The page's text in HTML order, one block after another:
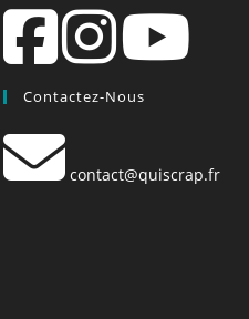
Contactez-Nous
contact@quiscrap.fr